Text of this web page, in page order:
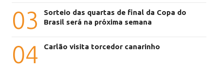
03
Sorteio das quartas de final da Copa do
Brasil será na próxima semana
04 Carlão visita torcedor canarinho